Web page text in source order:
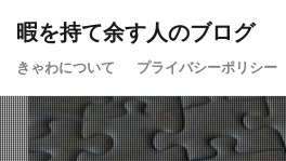
暇を持て余す人のブログ
きゃわについて プライバシーポリシー